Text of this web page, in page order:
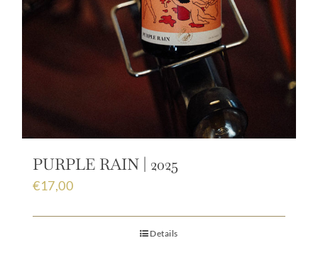
PURPLE RAIN | 2025
€17,00
Details